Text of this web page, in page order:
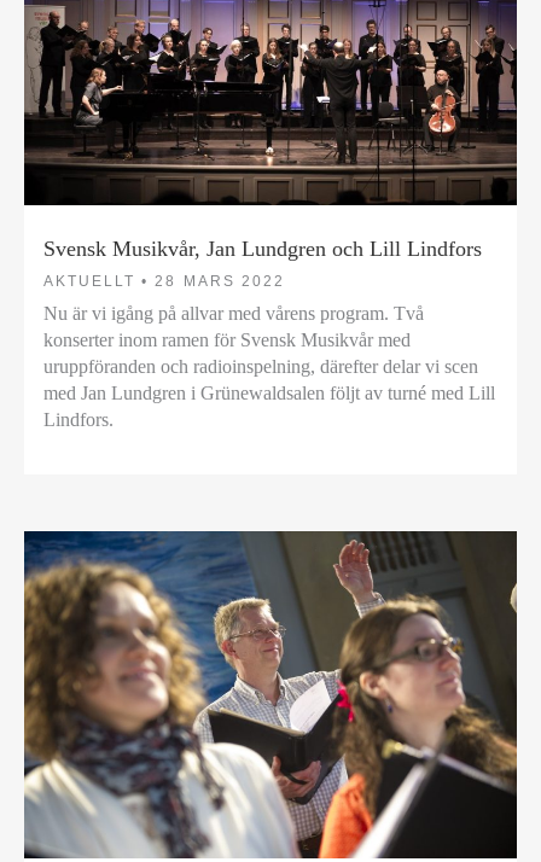
Svensk Musikvår, Jan Lundgren och Lill Lindfors
AKTUELLT • 28 MARS 2022
Nu är vi igång på allvar med vårens program. Två
konserter inom ramen för Svensk Musikvår med
uruppföranden och radioinspelning, därefter delar vi scen
med Jan Lundgren i Grünewaldsalen följt av turné med Lill
Lindfors.